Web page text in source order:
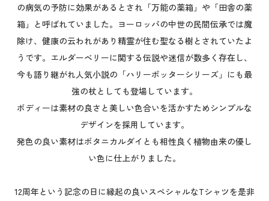
の病気の予防に効果があるとされ「万能の薬箱」や「田舎の薬
箱」と呼ばれていました。ヨーロッパの中世の民間伝承では魔
除け、健康の云われがあり精霊が住む聖なる樹とされていたよ
うです。エルダーベリーに関する伝説や迷信が数多く存在し、
今も語り継がれ人気小説の「ハリーポッターシリーズ」にも最
強の杖としても登場しています。
ボディーは素材の良さと美しい色合いを活かすためシンプルな
デザインを採用しています。
発色の良い素材はボタニカルダイとも相性良く植物由来の優し
い色に仕上がりました。
12周年という記念の日に縁起の良いスペシャルなTシャツを是非